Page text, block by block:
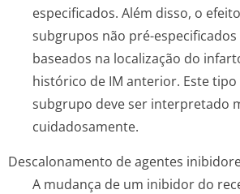
especificados. Além disso, o
subgrupos não pré-
baseados na localização do
histórico de IM anterior. Este tipo
subgrupo deve ser interpretado
cuidadosamente.
Descalonamento de agentes
A mudança de um inibidor do